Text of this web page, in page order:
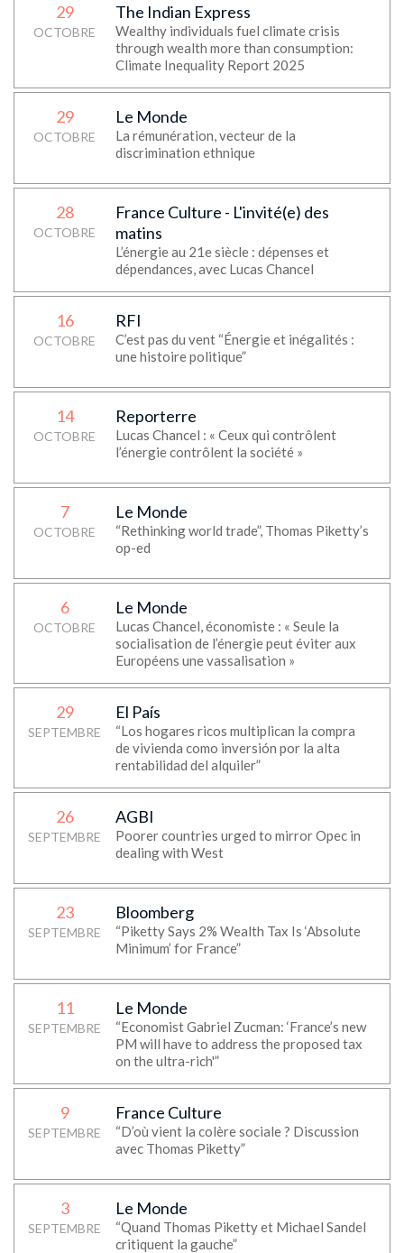
29
OCTOBRE
The Indian Express
Wealthy individuals fuel climate crisis
through wealth more than consumption:
Climate Inequality Report 2025
29
OCTOBRE
Le Monde
La rémunération, vecteur de la
discrimination ethnique
28
OCTOBRE
France Culture - L'invité(e) des
matins
L’énergie au 21e siècle : dépenses et
dépendances, avec Lucas Chancel
16
OCTOBRE
RFI
C’est pas du vent “Énergie et inégalités :
une histoire politique”
14
OCTOBRE
Reporterre
Lucas Chancel : « Ceux qui contrôlent
l’énergie contrôlent la société »
7
OCTOBRE
Le Monde
“Rethinking world trade”, Thomas Piketty’s
op-ed
6
OCTOBRE
Le Monde
Lucas Chancel, économiste : « Seule la
socialisation de l’énergie peut éviter aux
Européens une vassalisation »
29
SEPTEMBRE
El País
“Los hogares ricos multiplican la compra
de vivienda como inversión por la alta
rentabilidad del alquiler”
26
SEPTEMBRE
AGBI
Poorer countries urged to mirror Opec in
dealing with West
23
SEPTEMBRE
Bloomberg
“Piketty Says 2% Wealth Tax Is ‘Absolute
Minimum’ for France”
11
SEPTEMBRE
Le Monde
“Economist Gabriel Zucman: ‘France’s new
PM will have to address the proposed tax
on the ultra-rich'”
9
SEPTEMBRE
France Culture
“D’où vient la colère sociale ? Discussion
avec Thomas Piketty”
3
SEPTEMBRE
Le Monde
“Quand Thomas Piketty et Michael Sandel
critiquent la gauche”